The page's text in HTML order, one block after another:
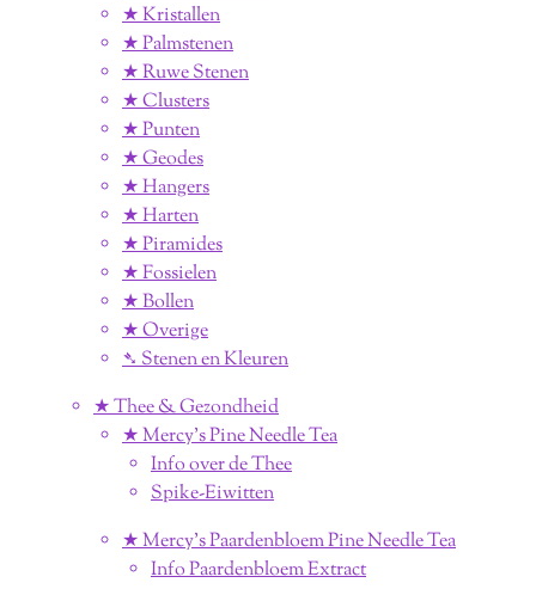
★ Kristallen
★ Palmstenen
★ Ruwe Stenen
★ Clusters
★ Punten
★ Geodes
★ Hangers
★ Harten
★ Piramides
★ Fossielen
★ Bollen
★ Overige
➴ Stenen en Kleuren
★ Thee & Gezondheid
★ Mercy's Pine Needle Tea
Info over de Thee
Spike-Eiwitten
★ Mercy's Paardenbloem Pine Needle Tea
Info Paardenbloem Extract